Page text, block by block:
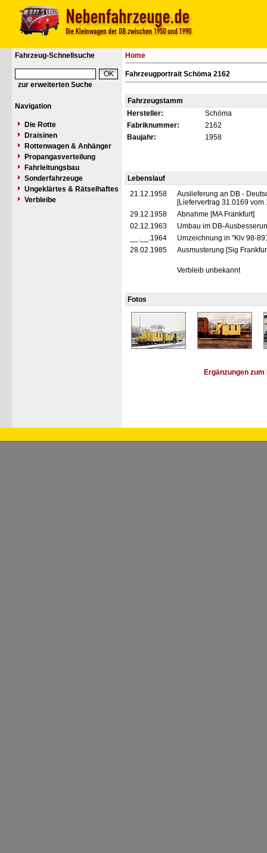
Fahrzeug-Schnellsuche
zur erweiterten Suche
Navigation
Die Rotte
Draisinen
Rottenwagen & Anhänger
Propangasverteilung
Fahrleitungsbau
Sonderfahrzeuge
Ungeklärtes & Rätselhaftes
Verbleibe
Home
Fahrzeugportrait Schöma 2162
Fahrzeugstamm
Hersteller:
Schöma
Fabriknummer:
2162
Baujahr:
1958
Lebenslauf
21.12.1958
Auslieferung an DB -
[Liefervertrag 31.0169
29.12.1958
Abnahme [MA Frankfurt]
02.12.1963
Umbau im DB-
__.__.1964
Umzeichnung in "Klv 98-
28.02.1985
Ausmusterung [Sig
Verbleib unbekannt
Fotos
Ergänzungen